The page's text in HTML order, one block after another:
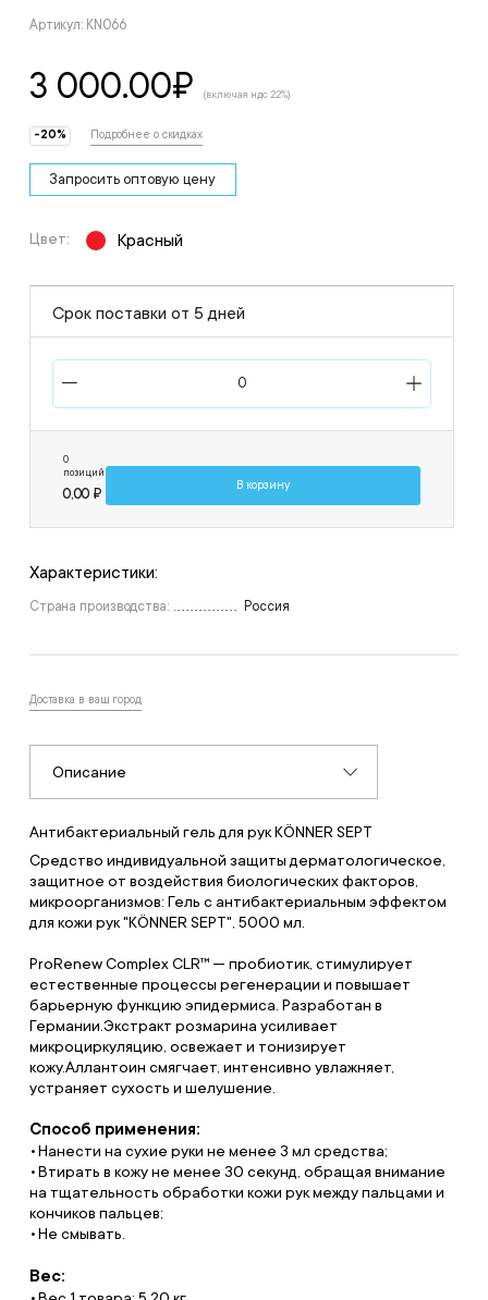
Артикул: KN066
3 000.00₽ (включая ндс 22%)
-20% Подробнее о скидках
Запросить оптовую цену
Цвет: Красный
Срок поставки от 5 дней
0
позиций
0,00 ₽
В корзину
Характеристики:
Страна производства: Россия
Доставка в ваш город
Описание
Антибактериальный гель для рук KÖNNER SEPT
Средство индивидуальной защиты дерматологическое,
защитное от воздействия биологических факторов,
микроорганизмов: Гель с антибактериальным эффектом
для кожи рук "KÖNNER SEPT", 5000 мл.
ProRenew Complex CLR™ — пробиотик, стимулирует
естественные процессы регенерации и повышает
барьерную функцию эпидермиса. Разработан в
Германии.Экстракт розмарина усиливает
микроциркуляцию, освежает и тонизирует
кожу.Аллантоин смягчает, интенсивно увлажняет,
устраняет сухость и шелушение.
Способ применения:
Нанести на сухие руки не менее 3 мл средства;
Втирать в кожу не менее 30 секунд, обращая внимание
на тщательность обработки кожи рук между пальцами и
кончиков пальцев;
Не смывать.
Вес: